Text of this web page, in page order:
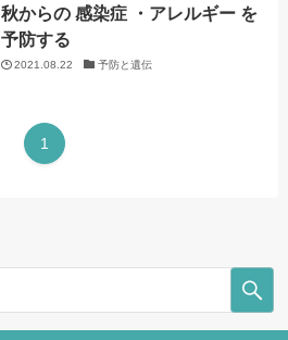
秋からの 感染症 ・アレルギー を
予防する
2021.08.22 予防と遺伝
1